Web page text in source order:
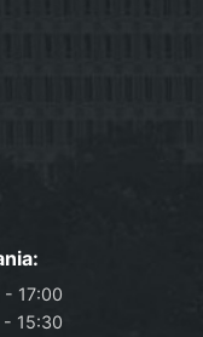
- 17:00
15:30